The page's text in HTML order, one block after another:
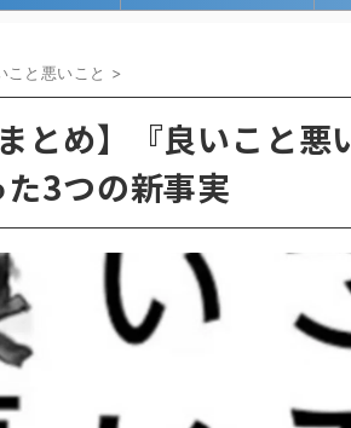
こと悪いこと >
まとめ】『良いこと悪
3つの新事実